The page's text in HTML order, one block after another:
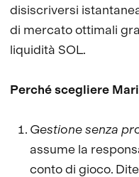
disiscriversi
di mercato ottimali
liquidità SOL.
Perché scegliere
Gestione senza
assume la
conto di gioco.